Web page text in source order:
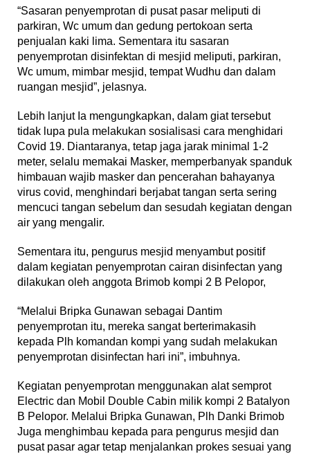
“Sasaran penyemprotan di pusat pasar meliputi di
parkiran, Wc umum dan gedung pertokoan serta
penjualan kaki lima. Sementara itu sasaran
penyemprotan disinfektan di mesjid meliputi, parkiran,
Wc umum, mimbar mesjid, tempat Wudhu dan dalam
ruangan mesjid”, jelasnya.
Lebih lanjut Ia mengungkapkan, dalam giat tersebut
tidak lupa pula melakukan sosialisasi cara menghidari
Covid 19. Diantaranya, tetap jaga jarak minimal 1-2
meter, selalu memakai Masker, memperbanyak spanduk
himbauan wajib masker dan pencerahan bahayanya
virus covid, menghindari berjabat tangan serta sering
mencuci tangan sebelum dan sesudah kegiatan dengan
air yang mengalir.
Sementara itu, pengurus mesjid menyambut positif
dalam kegiatan penyemprotan cairan disinfectan yang
dilakukan oleh anggota Brimob kompi 2 B Pelopor,
“Melalui Bripka Gunawan sebagai Dantim
penyemprotan itu, mereka sangat berterimakasih
kepada Plh komandan kompi yang sudah melakukan
penyemprotan disinfectan hari ini”, imbuhnya.
Kegiatan penyemprotan menggunakan alat semprot
Electric dan Mobil Double Cabin milik kompi 2 Batalyon
B Pelopor. Melalui Bripka Gunawan, Plh Danki Brimob
Juga menghimbau kepada para pengurus mesjid dan
pusat pasar agar tetap menjalankan prokes sesuai yang